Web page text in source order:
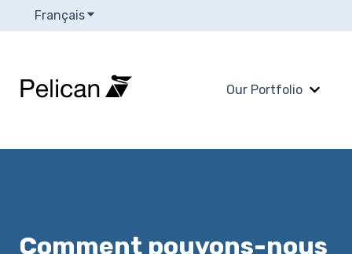
FrançaisAfficher le sous-menu pour les traductions
Our Portfolio
Comment pouvons-nous